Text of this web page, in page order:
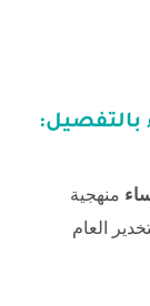
بالتفصيل:
منهجية
العام